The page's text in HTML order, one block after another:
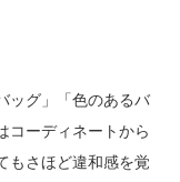
ッグ」「色のあるバ
コーディネートから
もさほど違和感を覚